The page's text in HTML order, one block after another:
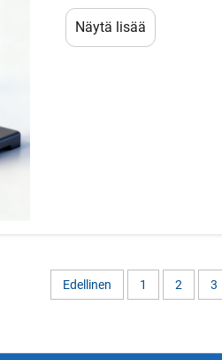
Korkealaatuisten
Näytä lisää
Edellinen 1 2 3